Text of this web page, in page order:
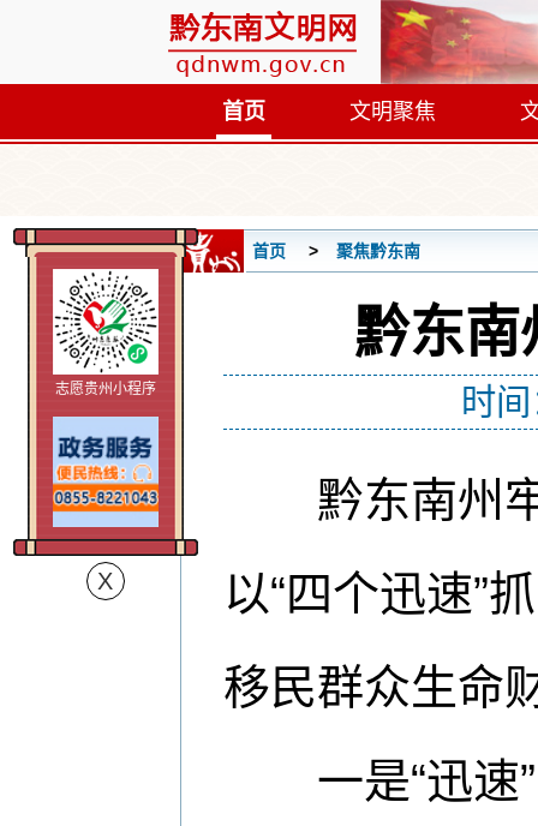
首页 文明聚焦
首页 聚焦黔东南
黔东南
时
黔东南州牢
以“四个迅速”
移民群众生命
一是“迅速”
志愿贵州小程序